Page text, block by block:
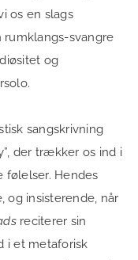
os en slags
svangre
og
sangskrivning
der trækker os ind i
følelser. Hendes
og insisterende, når
reciterer sin
i et metaforisk